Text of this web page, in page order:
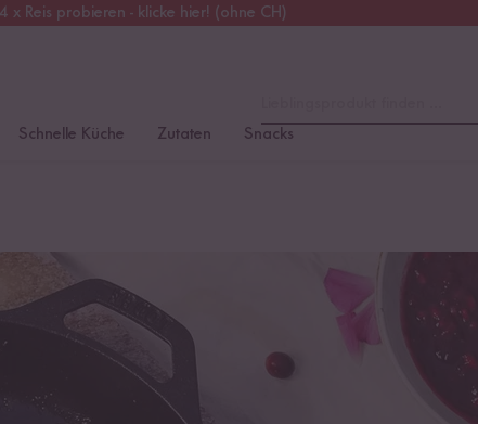
x Reis probieren - klicke hier! (ohne CH)
Kostenloser Versand
Schnelle Küche Zutaten Snacks